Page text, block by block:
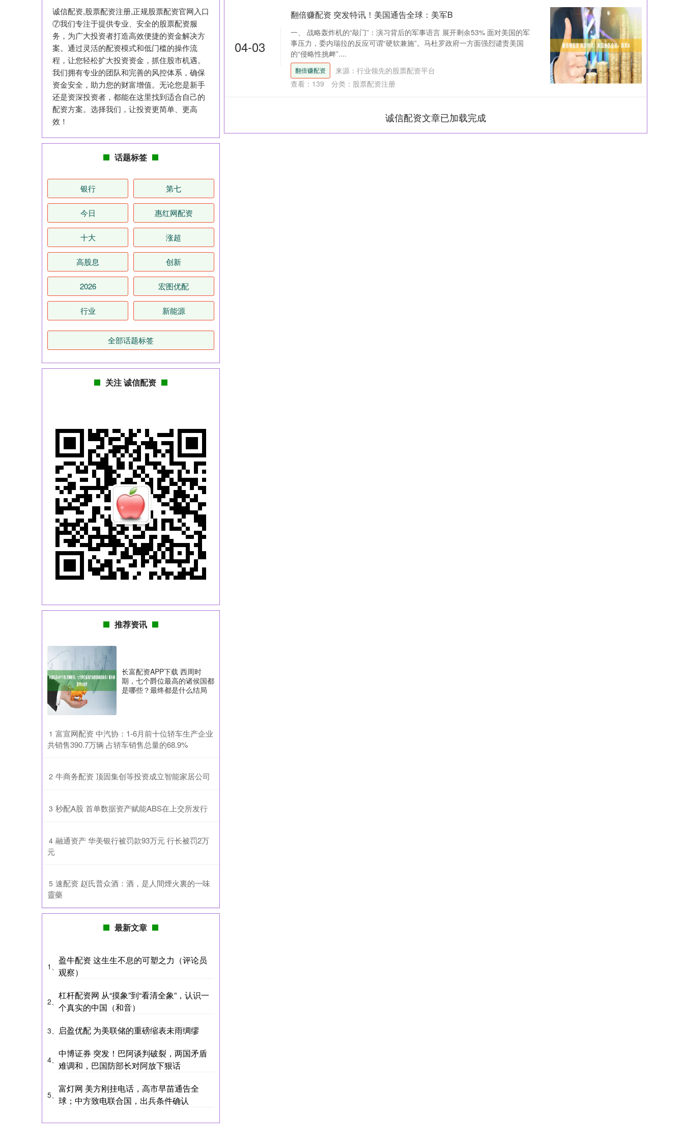
04-03
翻倍赚配资 突发特讯！美国通告全球：美军B
一、 战略轰炸机的“敲门”：演习背后的军事语言 展开剩余53% 面对美国的军
事压力，委内瑞拉的反应可谓“硬软兼施”。马杜罗政府一方面强烈谴责美国
的“侵略性挑衅”....
翻倍赚配资
来源：行业领先的股票配资平台
查看： 139 分类： 股票配资注册
诚信配资文章已加载完成
诚信配资,股票配资注册,正规股票配资官网入口
⑦我们专注于提供专业、安全的股票配资服
务，为广大投资者打造高效便捷的资金解决方
案。通过灵活的配资模式和低门槛的操作流
程，让您轻松扩大投资资金，抓住股市机遇。
我们拥有专业的团队和完善的风控体系，确保
资金安全，助力您的财富增值。无论您是新手
还是资深投资者，都能在这里找到适合自己的
配资方案。选择我们，让投资更简单、更高
效！
话题标签
银行 第七
今日 惠红网配资
十大 涨超
高股息 创新
2026 宏图优配
行业 新能源
全部话题标签
关注 诚信配资
推荐资讯
长富配资APP下载 西周时
期，七个爵位最高的诸侯国都
是哪些？最终都是什么结局
1 ​富宣网配资 中汽协：1-6月前十位轿车生产企业
共销售390.7万辆 占轿车销售总量的68.9%
2 ​牛商务配资 顶固集创等投资成立智能家居公司
3 ​秒配A股 首单数据资产赋能ABS在上交所发行
4 ​融通资产 华美银行被罚款93万元 行长被罚2万
元
5 ​速配资 赵氏普众酒：酒，是人間煙火裏的一味
靈藥
最新文章
1、
盈牛配资 这生生不息的可塑之力（评论员
观察）
2、
杠杆配资网 从“摸象”到“看清全象”，认识一
个真实的中国（和音）
3、 启盈优配 为美联储的重磅缩表未雨绸缪
4、
中博证券 突发！巴阿谈判破裂，两国矛盾
难调和，巴国防部长对阿放下狠话
5、
富灯网 美方刚挂电话，高市早苗通告全
球；中方致电联合国，出兵条件确认